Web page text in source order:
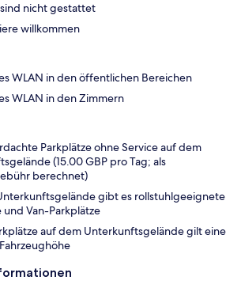
nicht gestattet
willkommen
WLAN in den öffentlichen Bereichen
WLAN in den Zimmern
Parkplätze ohne Service auf dem
(15.00 GBP pro Tag; als
berechnet)
gibt es rollstuhlgeeignete
und Van-Parkplätze
auf dem Unterkunftsgelände gilt eine